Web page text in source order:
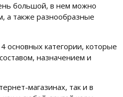
большой, в нем можно
а также разнообразные
основных категории, которые
назначением и
магазинах, так и в